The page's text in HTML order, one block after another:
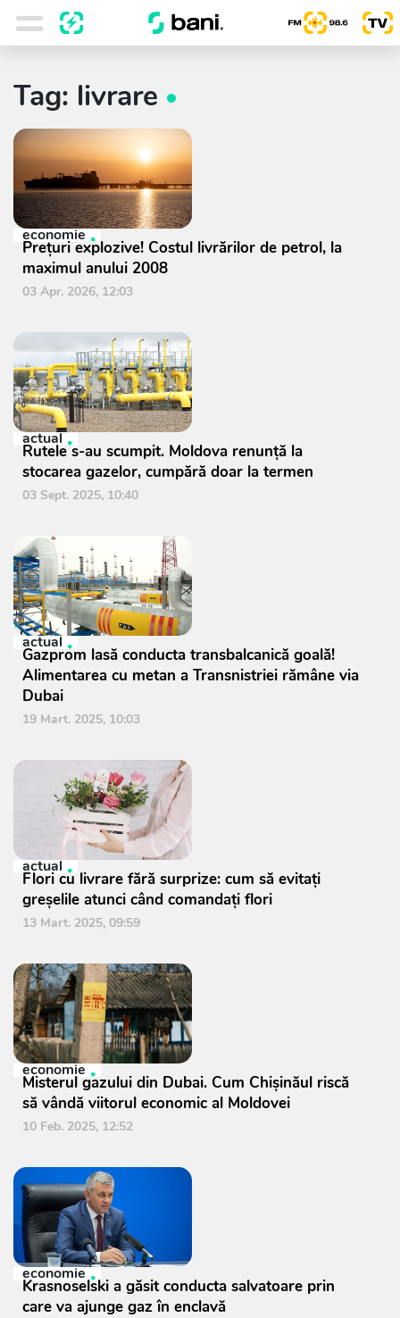
Tag: livrare
economie
Prețuri explozive! Costul livrărilor de petrol, la
maximul anului 2008
03 Apr. 2026, 12:03
actual
Rutele s-au scumpit. Moldova renunță la
stocarea gazelor, cumpără doar la termen
03 Sept. 2025, 10:40
actual
Gazprom lasă conducta transbalcanică goală!
Alimentarea cu metan a Transnistriei rămâne via
Dubai
19 Mart. 2025, 10:03
actual
Flori cu livrare fără surprize: cum să evitați
greșelile atunci când comandați flori
13 Mart. 2025, 09:59
economie
Misterul gazului din Dubai. Cum Chișinăul riscă
să vândă viitorul economic al Moldovei
10 Feb. 2025, 12:52
economie
Krasnoselski a găsit conducta salvatoare prin
care va ajunge gaz în enclavă